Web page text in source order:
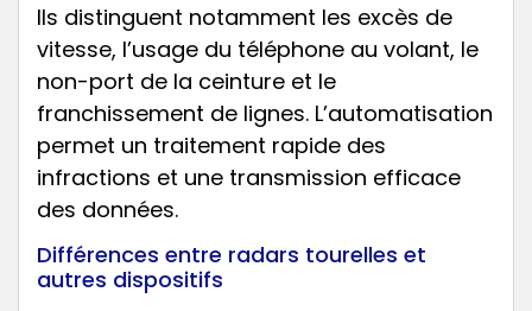
Ils distinguent notamment les excès de
vitesse, l’usage du téléphone au volant, le
non-port de la ceinture et le
franchissement de lignes. L’automatisation
permet un traitement rapide des
infractions et une transmission efficace
des données.
Différences entre radars tourelles et
autres dispositifs